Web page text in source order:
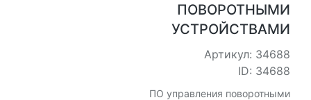
ПОВОРОТНЫМИ
УСТРОЙСТВАМИ
Артикул: 34688
ID: 34688
ПО управления поворотными